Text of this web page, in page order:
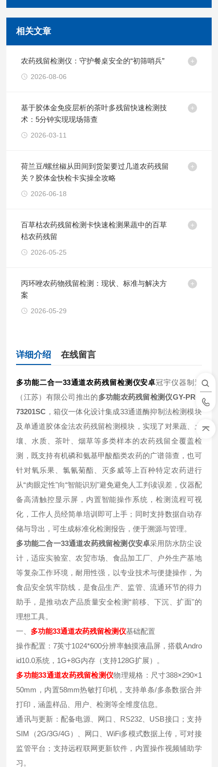
相关文章
农药残留检测仪：守护餐桌安全的“初筛哨兵”
2026-08-06
基于胶体金免疫层析的茶叶多残留快速检测技
术：5分钟实现现场筛查
2026-03-11
荷兰豆/螺丝椒从田间到货架要过几道农药残留
关？胶体金快检卡实操全攻略
2026-06-18
百草枯农药残留检测卡快速检测果蔬中的百草
枯农药残留
2026-05-25
丙环唑农药物残留检测：现状、标准与解决方
案
2026-05-29
详细介绍 在线留言
多功能二合一33通道农药残留检测仪安卓冠宇仪器制造
（江苏）有限公司推出的多功能农药残留检测仪GY-PR-0
73201SC ，箱仪一体化设计集成33通道酶抑制法检测模块
及单通道胶体金法农药残留检测模块，实现了对果蔬、土
壤、水质、茶叶、烟草等多类样本的农药残留全覆盖检
测，既支持有机磷和氨基甲酸酯类农药的广谱筛查，也可
针对氧乐果、氯氰菊酯、灭多威等上百种特定农药进行
从“肉眼定性"向“智能识别"避免避免人工判读误差，仪器配
备高清触控显示屏，内置智能操作系统，检测流程可视
化，工作人员经简单培训即可上手；同时支持数据自动存
储与导出，可生成标准化检测报告，便于溯源与管理。
多功能二合一33通道农药残留检测仪安卓采用防水防尘设
计，适应实验室、农贸市场、食品加工厂、户外生产基地
等复杂工作环境，耐用性强，以专业技术与便捷操作，为
食品安全筑牢防线，是食品生产、监管、流通环节的得力
助手，是推动农产品质量安全检测“前移、下沉、扩面"的
理想工具。
一、 多功能33通道农药残留检测仪基础配置
操作配置：7英寸1024*600分辨率触摸液晶屏，搭载Andro
id10.0系统，1G+8G内存（支持128G扩展）。
多功能33通道农药残留检测仪物理规格：尺寸388×290×1
50mm，内置58mm热敏打印机，支持单条/多条数据合并
打印，涵盖样品、用户、检测等全维度信息。
通讯与更新：配备电源、网口、RS232、USB接口；支持
SIM（2G/3G/4G）、网口、WiFi多模式数据上传，可对接
监管平台；支持远程联网更新软件，内置操作视频辅助学
习。